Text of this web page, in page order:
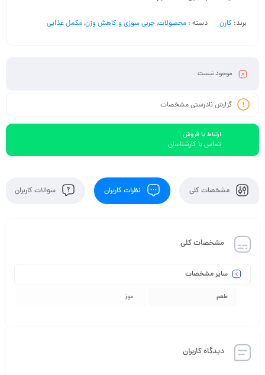
برند: کارن دسته : محصولات,چربی سوزی و کاهش وزن,مکمل غذایی
موجود نیست
گزارش نادرستی مشخصات
ارتباط با فروش
تماس با کارشناسان
مشخصات کلی نظرات کاربران سوالات کاربران
مشخصات کلی
سایر مشخصات
طعم موز
دیدگاه کاربران